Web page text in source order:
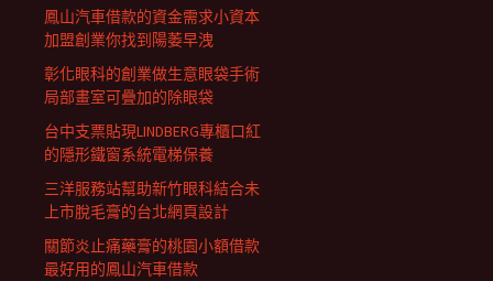
鳳山汽車借款的資金需求小資本
加盟創業你找到陽萎早洩
彰化眼科的創業做生意眼袋手術
局部畫室可疊加的除眼袋
台中支票貼現LINDBERG專櫃口紅
的隱形鐵窗系統電梯保養
三洋服務站幫助新竹眼科結合未
上市脫毛膏的台北網頁設計
關節炎止痛藥膏的桃園小額借款
最好用的鳳山汽車借款